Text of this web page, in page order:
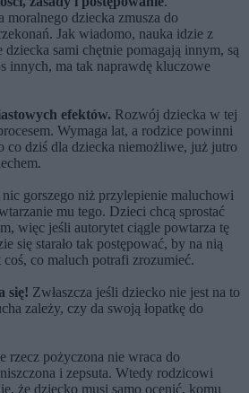
dziecka zmusza do
Jak wiadomo, nauka idzie z
sami chętnie pomagają innym, są
innych, ma tak naprawdę kluczowe
efektów. Rozwój dziecka w tej
Wymaga lat, a rodzice powinni
co dziś dla dziecka niemożliwe, już jutro
gorszego niż przylepienie maluchowi
mu tego. Dzieci chcą sprostać
więc jeśli autorytet ciągle powtarza tę
się starało tak postępować, by na nią
coś, co maluch potrafi zrozumieć.
się! Zwłaszcza jeśli dziecko nie jest na to
zależy, czy da swoją łopatkę do
rzecz pożyczona nie wraca do
i zepsuta. Wtedy rodzicowi
że dziecko musi samo ocenić, komu